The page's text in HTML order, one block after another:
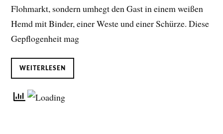
Flohmarkt, sondern umhegt den Gast in einem weißen
Hemd mit Binder, einer Weste und einer Schürze. Diese
Gepflogenheit mag
WEITERLESEN